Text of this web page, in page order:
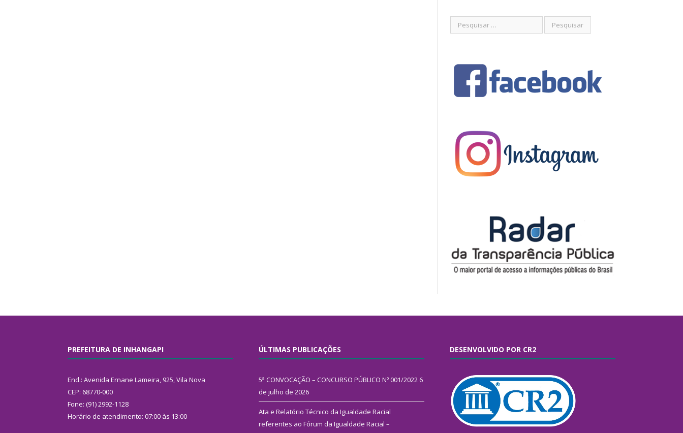
PREFEITURA DE INHANGAPI
End.: Avenida Ernane Lameira, 925, Vila Nova
CEP: 68770-000
Fone: (91) 2992-1128
Horário de atendimento: 07:00 às 13:00
ÚLTIMAS PUBLICAÇÕES
5ª CONVOCAÇÃO – CONCURSO PÚBLICO Nº 001/2022 6
de julho de 2026
Ata e Relatório Técnico da Igualdade Racial
referentes ao Fórum da Igualdade Racial –
DESENVOLVIDO POR CR2